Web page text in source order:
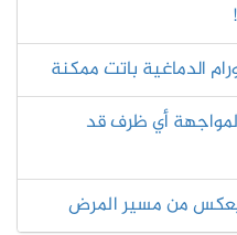
الدماغية باتت ممكنة
أي ظرف قد
يعكس من مسير المرض